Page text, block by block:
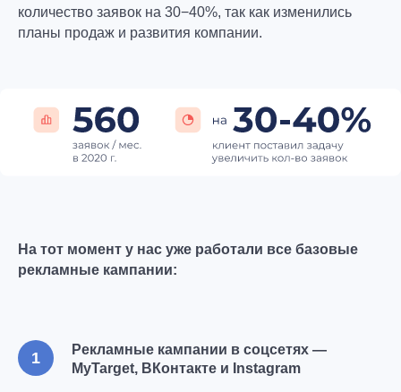
количество заявок на 30−40%, так как изменились
планы продаж и развития компании.
На тот момент у нас уже работали все базовые
рекламные кампании:
Рекламные кампании в соцсетях —
MyTarget, ВКонтакте и Instagram